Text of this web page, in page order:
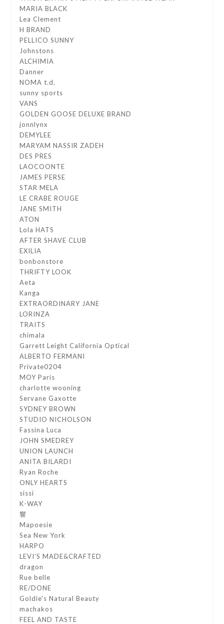
MARIA BLACK
Lea Clement
H BRAND
PELLICO SUNNY
Johnstons
ALCHIMIA
Danner
NOMA t.d.
sunny sports
VANS
GOLDEN GOOSE DELUXE BRAND
jonnlynx
DEMYLEE
MARYAM NASSIR ZADEH
DES PRES
LAOCOONTE
JAMES PERSE
STAR MELA
LE CRABE ROUGE
JANE SMITH
ATON
Lola HATS
AFTER SHAVE CLUB
EXILIA
bonbonstore
THRIFTY LOOK
Aeta
Kanga
EXTRAORDINARY JANE
LORINZA
TRAITS
chimala
Garrett Leight California Optical
ALBERTO FERMANI
Private0204
MOY Paris
charlotte wooning
Servane Gaxotte
SYDNEY BROWN
STUDIO NICHOLSON
Fassina Luca
JOHN SMEDREY
UNION LAUNCH
ANITA BILARDI
Ryan Roche
ONLY HEARTS
sissi
K-WAY
響
Mapoesie
Sea New York
HARPO
LEVI’S MADE&CRAFTED
dragon
Rue belle
RE/DONE
Goldie's Natural Beauty
machakos
FEEL AND TASTE